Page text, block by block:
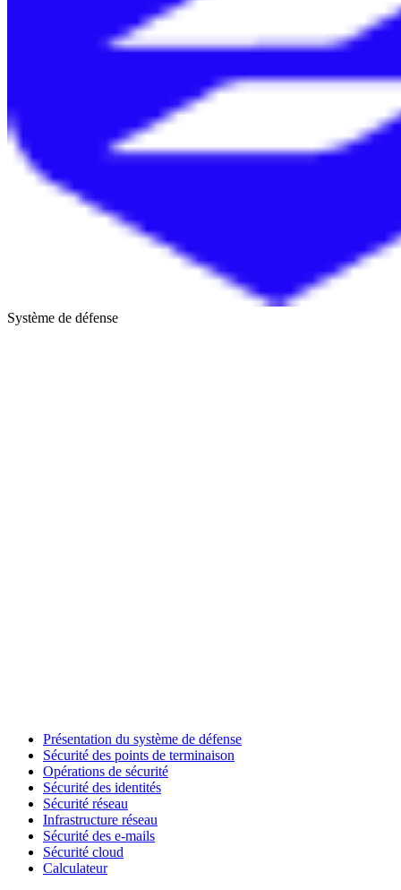
Système de défense
Présentation du système de défense
Sécurité des points de terminaison
Opérations de sécurité
Sécurité des identités
Sécurité réseau
Infrastructure réseau
Sécurité des e-mails
Sécurité cloud
Calculateur